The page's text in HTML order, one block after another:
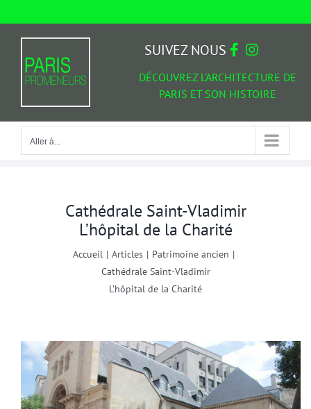
Aller à...
DÉCOUVREZ L'ARCHITECTURE DE
PARIS ET SON HISTOIRE
SUIVEZ NOUS
Aller à...
Cathédrale Saint-Vladimir
L’hôpital de la Charité
Accueil | Articles | Patrimoine ancien |
Cathédrale Saint-Vladimir
L’hôpital de la Charité